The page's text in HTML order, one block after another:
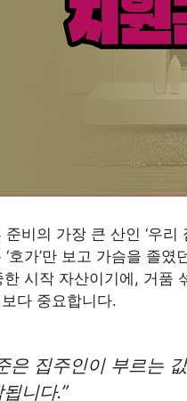
비의 가장 큰 산인 ‘우
호가’만 보고 가슴을 졸
한 시작 자산이기에, 거품
다 중요합니다.
은 집주인이 부르는
니다.”